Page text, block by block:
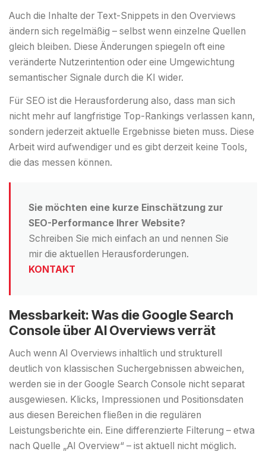
Auch die Inhalte der Text-Snippets in den Overviews
ändern sich regelmäßig – selbst wenn einzelne Quellen
gleich bleiben. Diese Änderungen spiegeln oft eine
veränderte Nutzerintention oder eine Umgewichtung
semantischer Signale durch die KI wider.
Für SEO ist die Herausforderung also, dass man sich
nicht mehr auf langfristige Top-Rankings verlassen kann,
sondern jederzeit aktuelle Ergebnisse bieten muss. Diese
Arbeit wird aufwendiger und es gibt derzeit keine Tools,
die das messen können.
Sie möchten eine kurze Einschätzung zur
SEO-Performance Ihrer Website?
Schreiben Sie mich einfach an und nennen Sie
mir die aktuellen Herausforderungen.
KONTAKT
Messbarkeit: Was die Google Search
Console über AI Overviews verrät
Auch wenn AI Overviews inhaltlich und strukturell
deutlich von klassischen Suchergebnissen abweichen,
werden sie in der Google Search Console nicht separat
ausgewiesen. Klicks, Impressionen und Positionsdaten
aus diesen Bereichen fließen in die regulären
Leistungsberichte ein. Eine differenzierte Filterung – etwa
nach Quelle „AI Overview“ – ist aktuell nicht möglich.